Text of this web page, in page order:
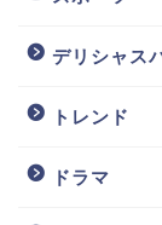
デリシャス
トレンド
ドラマ